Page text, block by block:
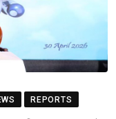
REPORTS